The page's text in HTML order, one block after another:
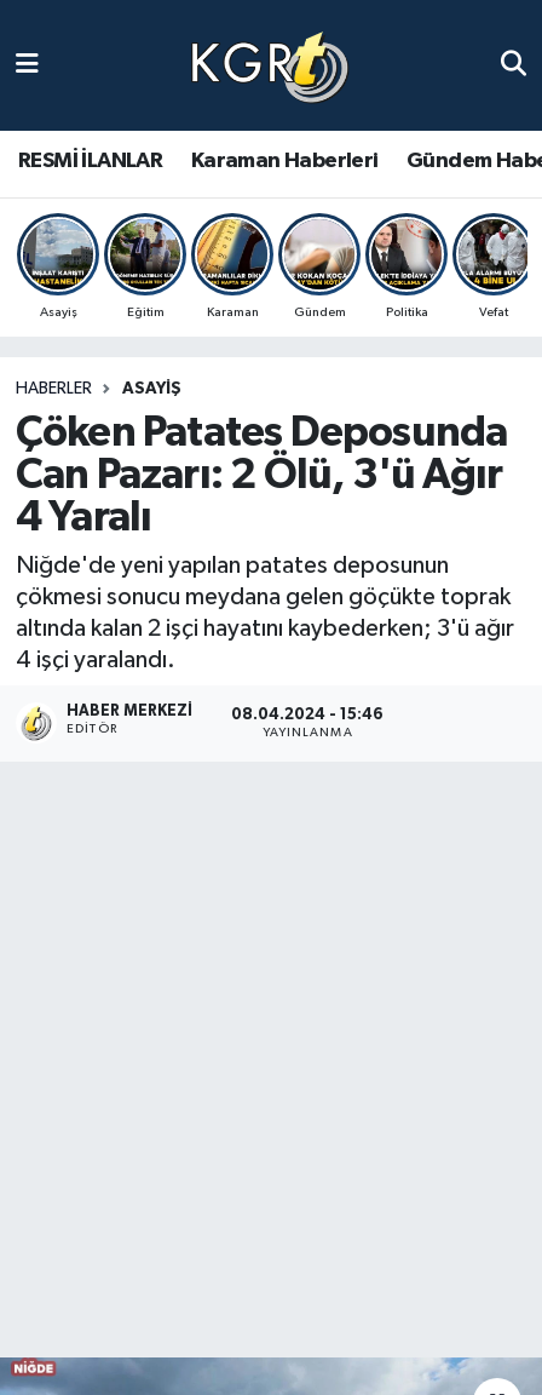
RESMİ İLANLAR Karaman Haberleri Gündem
Asayiş Eğitim Karaman Gündem Politika Vefat
HABERLER ASAYIŞ
Çöken Patates Deposunda
Can Pazarı: 2 Ölü, 3'ü Ağır
4 Yaralı
Niğde'de yeni yapılan patates deposunun
çökmesi sonucu meydana gelen göçükte toprak
altında kalan 2 işçi hayatını kaybederken; 3'ü ağır
4 işçi yaralandı.
HABER MERKEZI
EDITÖR
08.04.2024 - 15:46
YAYINLANMA
Gündem Haberleri
Güncel Haberler
Spor Haberleri
Ulusal Haberler
Vefat Edenler